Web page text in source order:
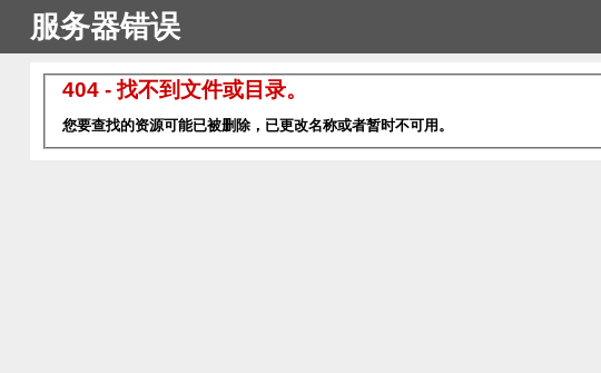
服务器错误
404 - 找不到文件或目录。
您要查找的资源可能已被删除，已更改名称或者暂时不可用。